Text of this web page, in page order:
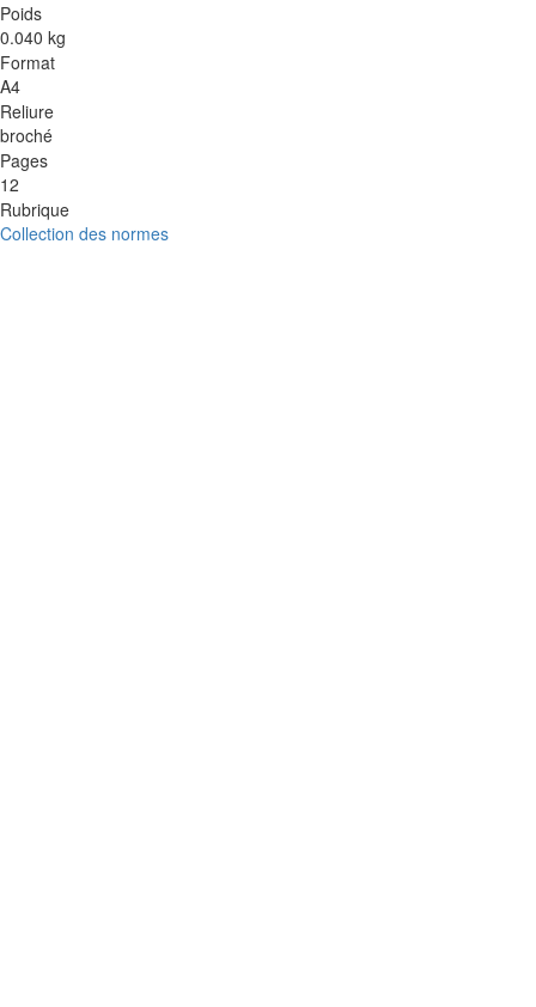
Poids
0.040 kg
Format
A4
Reliure
broché
Pages
12
Rubrique
Collection des normes